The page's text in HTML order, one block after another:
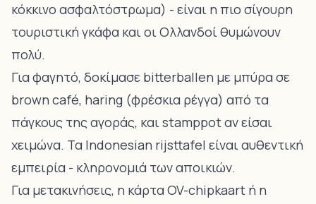
κόκκινο ασφαλτόστρωμα) - είναι η πιο σίγουρη
τουριστική γκάφα και οι Ολλανδοί θυμώνουν
πολύ.
Για φαγητό, δοκίμασε bitterballen με μπύρα σε
brown café, haring (φρέσκια ρέγγα) από τα
πάγκους της αγοράς, και stamppot αν είσαι
χειμώνα. Τα Indonesian rijsttafel είναι αυθεντική
εμπειρία - κληρονομιά των αποικιών.
Για μετακινήσεις, η κάρτα OV-chipkaart ή η